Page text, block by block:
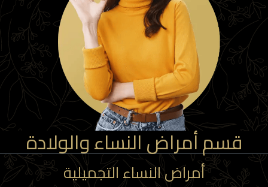
قسم أمراض النساء والولادة
أمراض النساء التجميلية